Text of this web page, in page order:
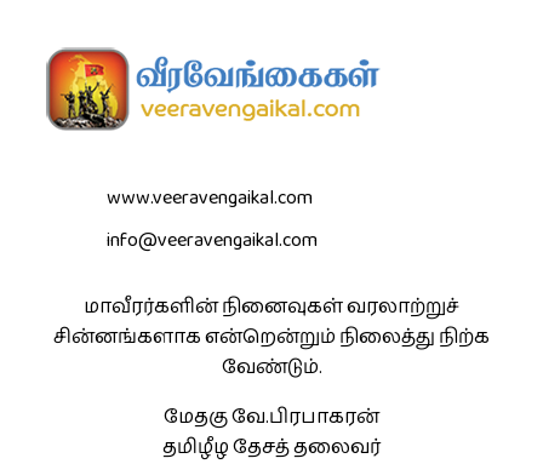
www.veeravengaikal.com
info@veeravengaikal.com
மாவீரர்களின் நினைவுகள் வரலாற்றுச்
சின்னங்களாக என்றென்றும் நிலைத்து நிற்க
வேண்டும்.
மேதகு வே.பிரபாகரன்
தமிழீழ தேசத் தலைவர்